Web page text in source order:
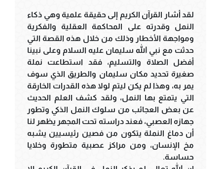
لقد أشار القرآن الكريم إلى حقيقة علمية وهي ذكاء
النمل وقدرته على المحاكمة العقلية والفكرية
ومواجهة الأخطار وذلك من خلال هذه القصة التي
حدثت مع نبي الله سليمان عليه السلام وعلى نبينا
أفضل الصلاة والتسليم، فقد استطاعت نملة
صغيرة تحديد مكان سليمان والطريق الذي سوف
يمر به، وهذا لم يكن ليتم لولا هذه القدرات الخارقة
التي يتمتع بها النمل، ولقد كشف العلم الحديث
عن بعض العجائب من سلوك النمل الذكي وتطور
جهازه العصبي، فعند دراسته تحت المجهر يظهر لنا
أن دماغ النملة يتكون من فصين رئيسيين يشبه
مخ الإنسان، ومن مراكز عصبية متطورة وخلايا
حساسة.